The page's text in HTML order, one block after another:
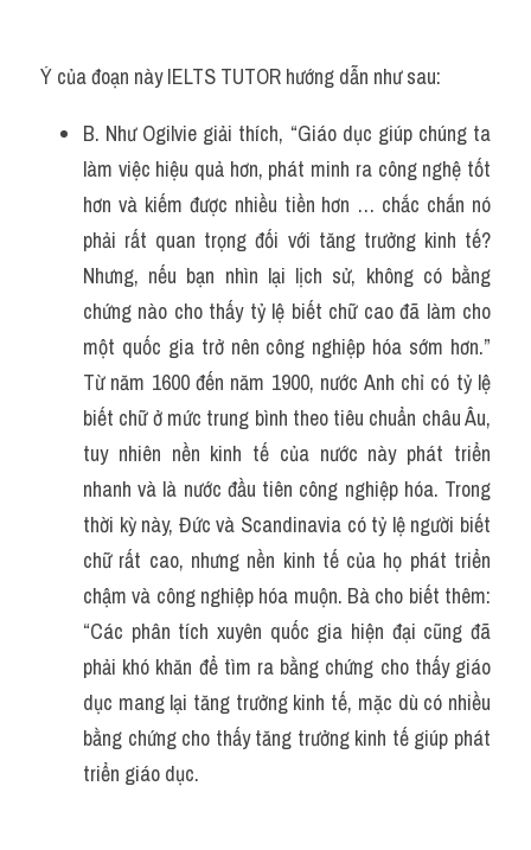
Ý của đoạn này IELTS TUTOR hướng dẫn như sau:
B. Như Ogilvie giải thích, “Giáo dục giúp chúng ta
làm việc hiệu quả hơn, phát minh ra công nghệ tốt
hơn và kiếm được nhiều tiền hơn … chắc chắn nó
phải rất quan trọng đối với tăng trưởng kinh tế?
Nhưng, nếu bạn nhìn lại lịch sử, không có bằng
chứng nào cho thấy tỷ lệ biết chữ cao đã làm cho
một quốc gia trở nên công nghiệp hóa sớm hơn.”
Từ năm 1600 đến năm 1900, nước Anh chỉ có tỷ lệ
biết chữ ở mức trung bình theo tiêu chuẩn châu Âu,
tuy nhiên nền kinh tế của nước này phát triển
nhanh và là nước đầu tiên công nghiệp hóa. Trong
thời kỳ này, Đức và Scandinavia có tỷ lệ người biết
chữ rất cao, nhưng nền kinh tế của họ phát triển
chậm và công nghiệp hóa muộn. Bà cho biết thêm:
“Các phân tích xuyên quốc gia hiện đại cũng đã
phải khó khăn để tìm ra bằng chứng cho thấy giáo
dục mang lại tăng trưởng kinh tế, mặc dù có nhiều
bằng chứng cho thấy tăng trưởng kinh tế giúp phát
triển giáo dục.